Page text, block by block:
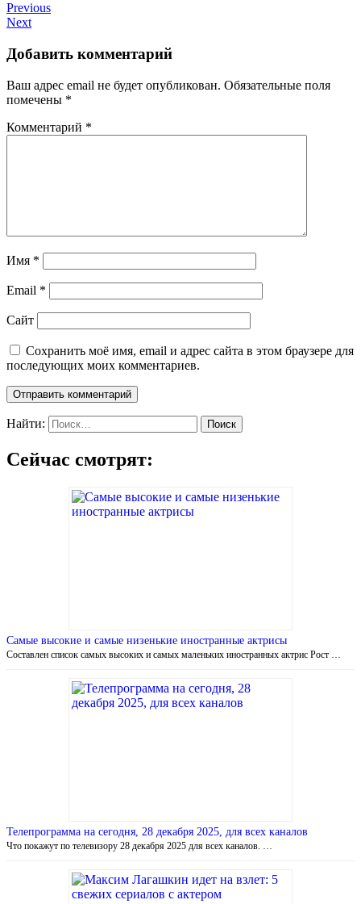
Previous
Next
Добавить комментарий
Ваш адрес email не будет опубликован. Обязательные поля
помечены *
Комментарий *
Имя *
Email *
Сайт
Сохранить моё имя, email и адрес сайта в этом браузере для
последующих моих комментариев.
Найти:
Сейчас смотрят:
Самые высокие и самые низенькие иностранные актрисы
Составлен список самых высоких и самых маленьких иностранных актрис Рост …
Телепрограмма на сегодня, 28 декабря 2025, для всех каналов
Что покажут по телевизору 28 декабря 2025 для всех каналов. …